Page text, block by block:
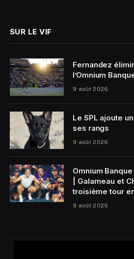
SUR LE VIF
Fernandez
l’Omnium
9 août 2026
Le SPL ajoute
ses rangs
9 août 2026
Omnium
| Galarneau et
troisième tour
9 août 2026